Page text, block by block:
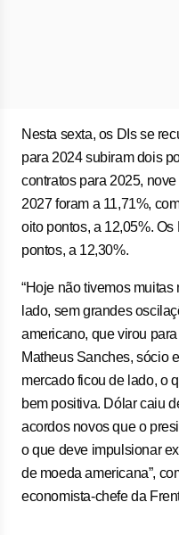
Nesta sexta, os DIs se
para 2024 subiram dois
contratos para 2025,
2027 foram a 11,71%,
oito pontos, a 12,05%.
pontos, a 12,30%.
“Hoje não tivemos
lado, sem grandes
americano, que virou
Matheus Sanches, sócio
mercado ficou de lado, o
bem positiva. Dólar caiu
acordos novos que o
o que deve impulsionar
de moeda americana”,
economista-chefe da